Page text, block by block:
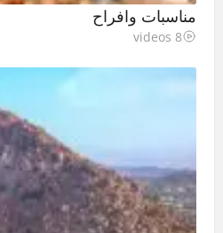
مناسبات وافراح
8 videos